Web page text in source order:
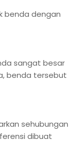
benda dengan
sangat besar
benda tersebut
sehubungan
dibuat